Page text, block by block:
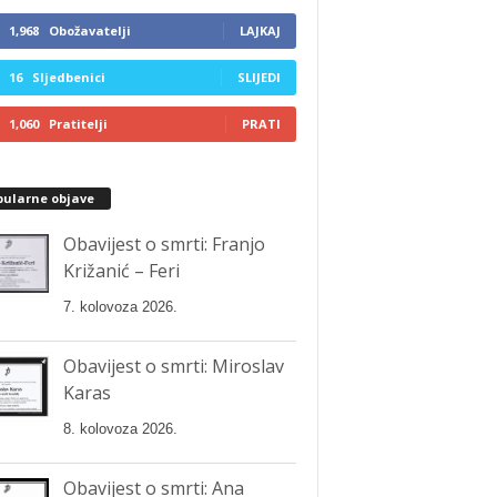
1,968 Obožavatelji LAJKAJ
16 Sljedbenici SLIJEDI
1,060 Pratitelji PRATI
objave
Obavijest o smrti: Franjo
Križanić – Feri
7. kolovoza 2026.
Obavijest o smrti: Miroslav
Karas
8. kolovoza 2026.
Obavijest o smrti: Ana